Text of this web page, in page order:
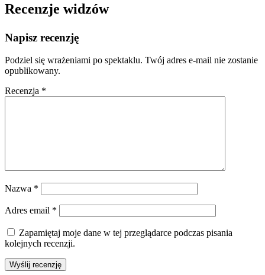
Recenzje widzów
Napisz recenzję
Podziel się wrażeniami po spektaklu. Twój adres e-mail nie zostanie
opublikowany.
Recenzja *
Nazwa *
Adres email *
Zapamiętaj moje dane w tej przeglądarce podczas pisania
kolejnych recenzji.